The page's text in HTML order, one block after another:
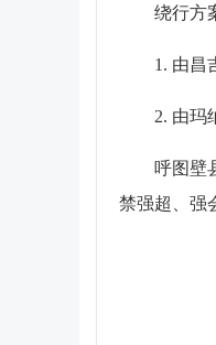
绕行方
1. 由昌
2. 由玛
呼图壁
禁强超、强